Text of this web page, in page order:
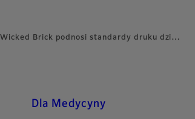
Wicked Brick podnosi standardy druku dzi…
Dla Medycyny